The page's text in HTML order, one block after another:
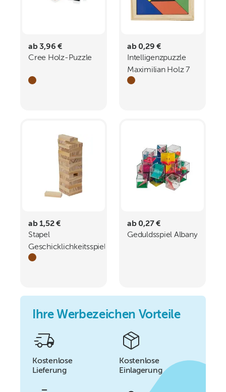
ab 3,96 €
Cree Holz-Puzzle
ab 0,29 €
Intelligenzpuzzle
Maximilian Holz 7
St
ab 1,52 €
Stapel
Geschicklichkeitsspiel
aus Holz LEOPOLDO
ab 0,27 €
Geduldsspiel Albany
Ihre Werbezeichen Vorteile
Kostenlose
Lieferung
Kostenlose
Einlagerung